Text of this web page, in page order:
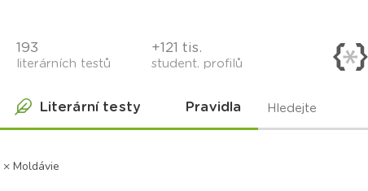
193
literárních testů
+121 tis.
student. profilů
Literární testy Pravidla
Moldávie